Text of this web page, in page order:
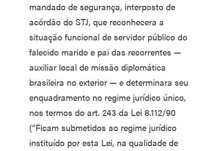
mandado de segurança, interposto de
acórdão do STJ, que reconhecera a
situação funcional de servidor público do
falecido marido e pai das recorrentes —
auxiliar local de missão diplomática
brasileira no exterior — e determinara seu
enquadramento no regime jurídico único,
nos termos do art. 243 da Lei 8.112/90
(“Ficam submetidos ao regime jurídico
instituído por esta Lei, na qualidade de